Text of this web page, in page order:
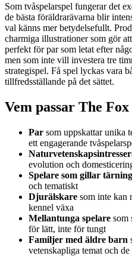
Som tvåspelarspel fungerar det
de bästa föräldrarävarna blir
val känns mer betydelsefullt.
charmiga illustrationer som gör
perfekt för par som letat efter
men som inte vill investera tre
strategispel. Få spel lyckas vara
tillfredsställande på det sättet.
Vem passar The
Par som uppskattar unika
ett engagerande
evolution och
Spelare som gillar
och tematiskt
Djurälskare som inte kan
kennel växa
Mellantunga spelare som
för lätt, inte för tungt
Familjer med äldre barn
vetenskapliga temat och